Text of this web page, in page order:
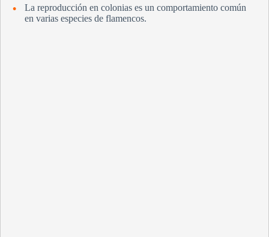
La reproducción en colonias es un comportamiento común
en varias especies de flamencos.